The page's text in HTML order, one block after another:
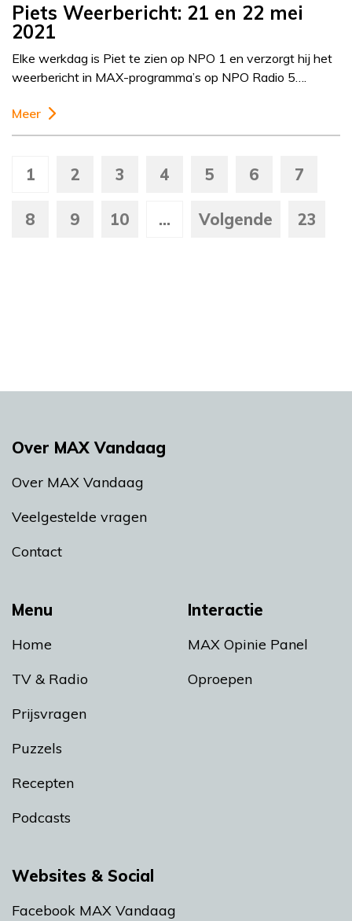
Piets Weerbericht: 21 en 22 mei
2021
Elke werkdag is Piet te zien op NPO 1 en verzorgt hij het
weerbericht in MAX-programma’s op NPO Radio 5….
Meer
1 2 3 4 5 6 7
8 9 10 ... Volgende 23
Menu
Home
TV & Radio
Prijsvragen
Puzzels
Recepten
Podcasts
Interactie
MAX Opinie Panel
Oproepen
Over MAX Vandaag
Over MAX Vandaag
Veelgestelde vragen
Contact
Websites & Social
Facebook MAX Vandaag